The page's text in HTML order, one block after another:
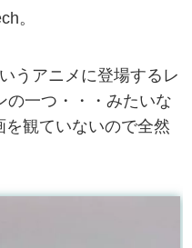
。
うアニメに登場するレ
の一つ・・・みたいな
観ていないので全然